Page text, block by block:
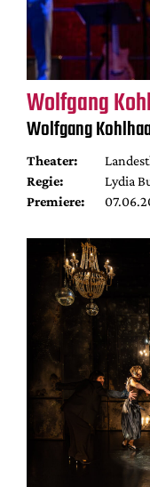
Wolfgang
Wolfgang
Theater:
Regie:
Lydia
Premiere: